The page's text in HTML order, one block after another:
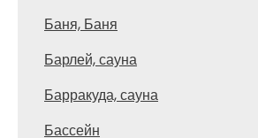
Баня, Баня
Барлей, сауна
Барракуда, сауна
Бассейн